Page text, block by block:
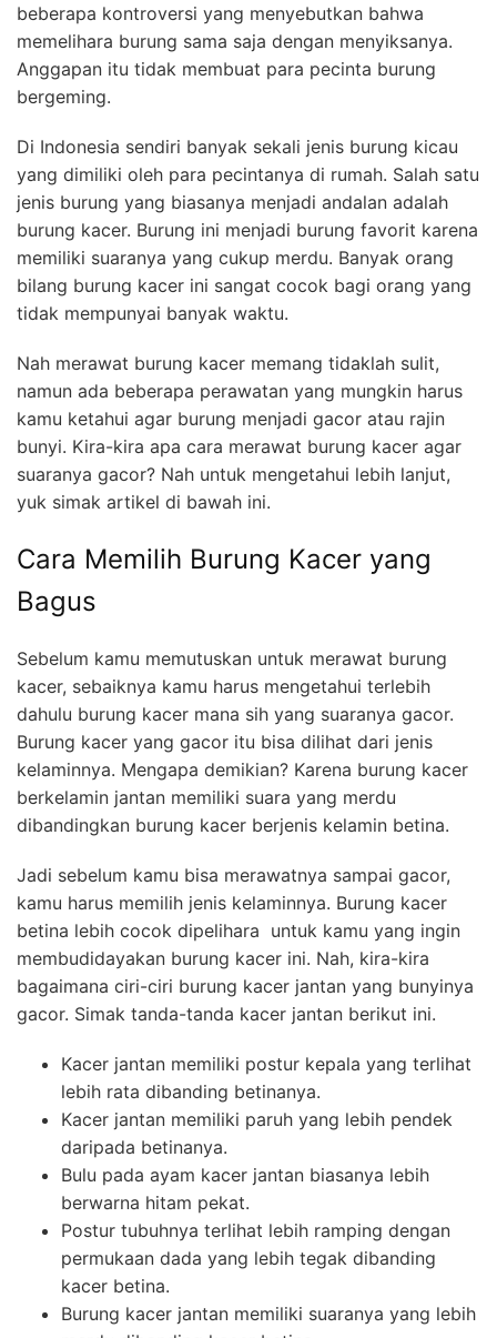
beberapa kontroversi yang menyebutkan bahwa
memelihara burung sama saja dengan menyiksanya.
Anggapan itu tidak membuat para pecinta burung
bergeming.
Di Indonesia sendiri banyak sekali jenis burung kicau
yang dimiliki oleh para pecintanya di rumah. Salah satu
jenis burung yang biasanya menjadi andalan adalah
burung kacer. Burung ini menjadi burung favorit karena
memiliki suaranya yang cukup merdu. Banyak orang
bilang burung kacer ini sangat cocok bagi orang yang
tidak mempunyai banyak waktu.
Nah merawat burung kacer memang tidaklah sulit,
namun ada beberapa perawatan yang mungkin harus
kamu ketahui agar burung menjadi gacor atau rajin
bunyi. Kira-kira apa cara merawat burung kacer agar
suaranya gacor? Nah untuk mengetahui lebih lanjut,
yuk simak artikel di bawah ini.
Cara Memilih Burung Kacer yang
Bagus
Sebelum kamu memutuskan untuk merawat burung
kacer, sebaiknya kamu harus mengetahui terlebih
dahulu burung kacer mana sih yang suaranya gacor.
Burung kacer yang gacor itu bisa dilihat dari jenis
kelaminnya. Mengapa demikian? Karena burung kacer
berkelamin jantan memiliki suara yang merdu
dibandingkan burung kacer berjenis kelamin betina.
Jadi sebelum kamu bisa merawatnya sampai gacor,
kamu harus memilih jenis kelaminnya. Burung kacer
betina lebih cocok dipelihara untuk kamu yang ingin
membudidayakan burung kacer ini. Nah, kira-kira
bagaimana ciri-ciri burung kacer jantan yang bunyinya
gacor. Simak tanda-tanda kacer jantan berikut ini.
Kacer jantan memiliki postur kepala yang terlihat
lebih rata dibanding betinanya.
Kacer jantan memiliki paruh yang lebih pendek
daripada betinanya.
Bulu pada ayam kacer jantan biasanya lebih
berwarna hitam pekat.
Postur tubuhnya terlihat lebih ramping dengan
permukaan dada yang lebih tegak dibanding
kacer betina.
Burung kacer jantan memiliki suaranya yang lebih